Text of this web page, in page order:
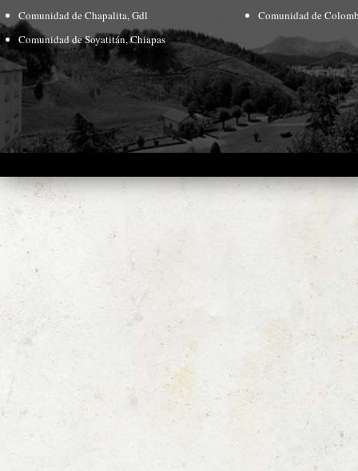
Comunidad de Chapalita, Gdl
Comunidad de Soyatitán, Chiapas
Comunidad de